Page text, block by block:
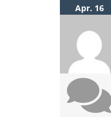
Apr. 16